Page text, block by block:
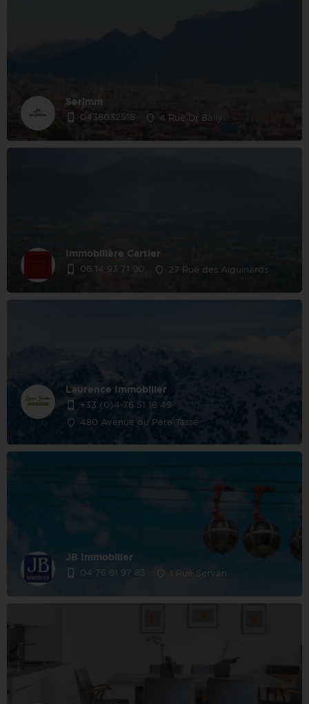
Serimm
0438032518 4 Rue Dr Bally
Immobilière Cartier
06 14 93 71 90 27 Rue des Aiguinards
Laurence Immobilier
+33 (0)4 76 51 18 49
480 Avenue du Père Tassé
JB Immobilier
04 76 61 97 83 1 Rue Servan